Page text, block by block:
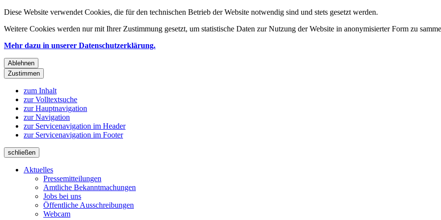
Diese Website verwendet Cookies, die für den technischen Betrieb der Website notwendig sind und stets gesetzt werden.
Weitere Cookies werden nur mit Ihrer Zustimmung gesetzt, um statistische Daten zur Nutzung der Website in anonymisierter Form zu
Mehr dazu in unserer Datenschutzerklärung.
Ablehnen
Zustimmen
zum Inhalt
zur Volltextsuche
zur Hauptnavigation
zur Navigation
zur Servicenavigation im Header
zur Servicenavigation im Footer
schließen
Aktuelles
Pressemitteilungen
Amtliche Bekanntmachungen
Jobs bei uns
Öffentliche Ausschreibungen
Webcam